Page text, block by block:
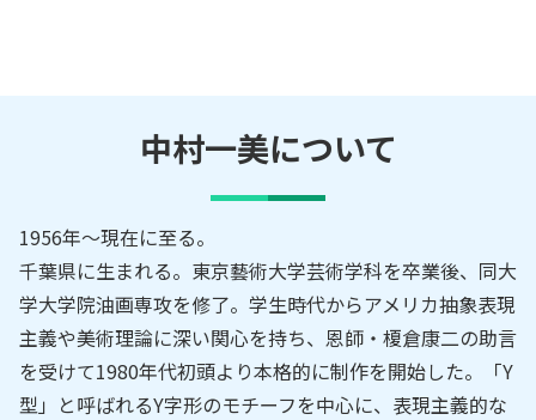
中村一美について
1956年～現在に至る。
千葉県に生まれる。東京藝術大学芸術学科を卒業後、同大
学大学院油画専攻を修了。学生時代からアメリカ抽象表現
主義や美術理論に深い関心を持ち、恩師・榎倉康二の助言
を受けて1980年代初頭より本格的に制作を開始した。「Y
型」と呼ばれるY字形のモチーフを中心に、表現主義的な